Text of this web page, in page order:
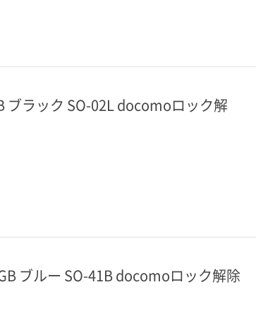
ブラック SO-02L docomoロック解
ブルー SO-41B docomoロック解除